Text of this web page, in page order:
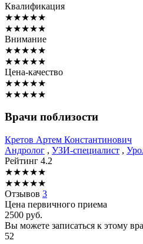
Квалификация
★★★★★
★★★★★
Внимание
★★★★★
★★★★★
Цена-качество
★★★★★
★★★★★
Врачи поблизости
Кретов Артем Константинович
Андролог , УЗИ-специалист ,
Рейтинг 4.2
★★★★★
★★★★★
Отзывов 3
Цена первичного приема
2500 руб.
Вы можете записаться к этому
52